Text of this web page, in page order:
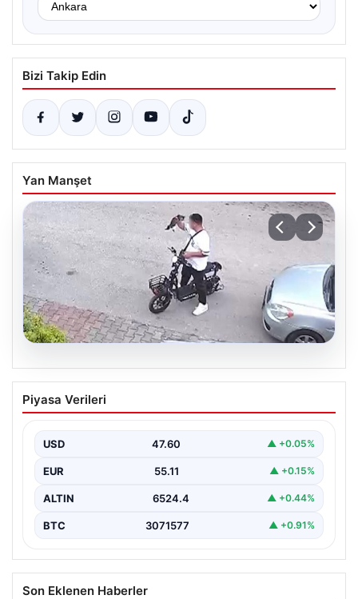
Bizi Takip Edin
Yan Manşet
Bolu’da Vahşet: Yavru Kediye İşlenen
İğrenç Olay Kameralara Yansıdı
günlerde meydana gelen korkutucu olay, bölgedeki
sakinleri derinden sarstı. Elektrikli…
Piyasa Verileri
USD 47.60 ▲ +0.05%
EUR 55.11 ▲ +0.15%
ALTIN 6524.4 ▲ +0.44%
BTC 3071577 ▲ +0.91%
Son Eklenen Haberler